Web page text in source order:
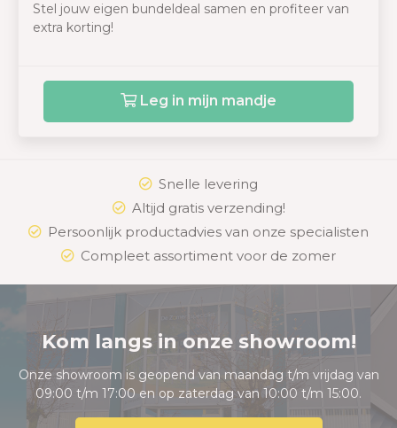
Stel jouw eigen bundeldeal samen en profiteer van
extra korting!
Leg in mijn mandje
Snelle levering
Altijd gratis verzending!
Persoonlijk productadvies van onze specialisten
Compleet assortiment voor de zomer
Kom langs in onze showroom!
Onze showroom is geopend van maandag t/m vrijdag van
09:00 t/m 17:00 en op zaterdag van 10:00 t/m 15:00.